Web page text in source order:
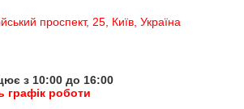
проспект, 25, Київ, Україна
з 10:00 до 16:00
графік роботи